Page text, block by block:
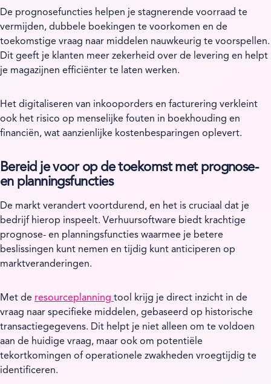
De prognosefuncties helpen je stagnerende voorraad te
vermijden, dubbele boekingen te voorkomen en de
toekomstige vraag naar middelen nauwkeurig te voorspellen.
Dit geeft je klanten meer zekerheid over de levering en helpt
je magazijnen efficiënter te laten werken.
Het digitaliseren van inkooporders en facturering verkleint
ook het risico op menselijke fouten in boekhouding en
financiën, wat aanzienlijke kostenbesparingen oplevert.
Bereid je voor op de toekomst met prognose-
en planningsfuncties
De markt verandert voortdurend, en het is cruciaal dat je
bedrijf hierop inspeelt. Verhuursoftware biedt krachtige
prognose- en planningsfuncties waarmee je betere
beslissingen kunt nemen en tijdig kunt anticiperen op
marktveranderingen.
Met de resourceplanning tool krijg je direct inzicht in de
vraag naar specifieke middelen, gebaseerd op historische
transactiegegevens. Dit helpt je niet alleen om te voldoen
aan de huidige vraag, maar ook om potentiële
tekortkomingen of operationele zwakheden vroegtijdig te
identificeren.